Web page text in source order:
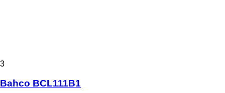
3
Bahco BCL111B1